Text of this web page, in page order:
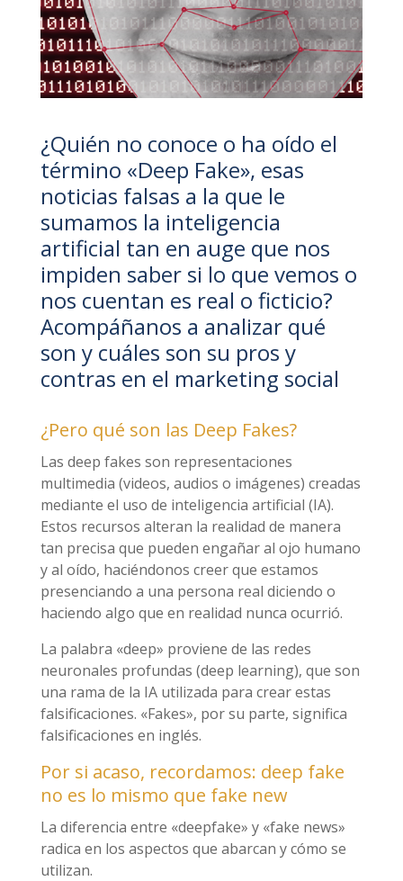
¿Quién no conoce o ha oído el
término «Deep Fake», esas
noticias falsas a la que le
sumamos la inteligencia
artificial tan en auge que nos
impiden saber si lo que vemos o
nos cuentan es real o ficticio?
Acompáñanos a analizar qué
son y cuáles son su pros y
contras en el marketing social
¿Pero qué son las Deep Fakes?
Las deep fakes son representaciones
multimedia (videos, audios o imágenes) creadas
mediante el uso de inteligencia artificial (IA).
Estos recursos alteran la realidad de manera
tan precisa que pueden engañar al ojo humano
y al oído, haciéndonos creer que estamos
presenciando a una persona real diciendo o
haciendo algo que en realidad nunca ocurrió.
La palabra «deep» proviene de las redes
neuronales profundas (deep learning), que son
una rama de la IA utilizada para crear estas
falsificaciones. «Fakes», por su parte, significa
falsificaciones en inglés.
Por si acaso, recordamos: deep fake
no es lo mismo que fake new
La diferencia entre «deepfake» y «fake news»
radica en los aspectos que abarcan y cómo se
utilizan.